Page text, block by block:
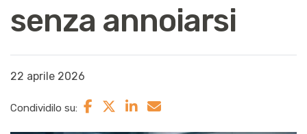
senza annoiarsi
22 aprile 2026
Condividilo su: